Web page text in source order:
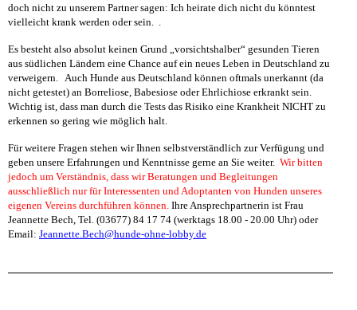
doch nicht zu unserem Partner sagen: Ich heirate dich nicht du könntest
vielleicht krank werden oder sein. .
Es besteht also absolut keinen Grund „vorsichtshalber“ gesunden Tieren
aus südlichen Ländern eine Chance auf ein neues Leben in Deutschland zu
verweigern. Auch Hunde aus Deutschland können oftmals unerkannt (da
nicht getestet) an Borreliose, Babesiose oder Ehrlichiose erkrankt sein.
Wichtig ist, dass man durch die Tests das Risiko eine Krankheit NICHT zu
erkennen so gering wie möglich halt.
Für weitere Fragen stehen wir Ihnen selbstverständlich zur Verfügung und
geben unsere Erfahrungen und Kenntnisse gerne an Sie weiter. Wir bitten
jedoch um Verständnis, dass wir Beratungen und Begleitungen
ausschließlich nur für Interessenten und Adoptanten von Hunden unseres
eigenen Vereins durchführen können. Ihre Ansprechpartnerin ist Frau
Jeannette Bech, Tel. (03677) 84 17 74 (werktags 18.00 - 20.00 Uhr) oder
Email: Jeannette.Bech@hunde-ohne-lobby.de